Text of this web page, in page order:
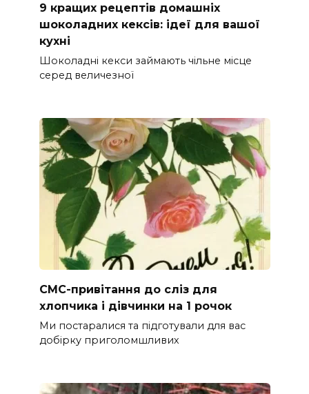
9 кращих рецептів домашніх
шоколадних кексів: ідеї для вашої
кухні
Шоколадні кекси займають чільне місце
серед величезної
СМС-привітання до сліз для
хлопчика і дівчинки на 1 рочок
Ми постаралися та підготували для вас
добірку приголомшливих